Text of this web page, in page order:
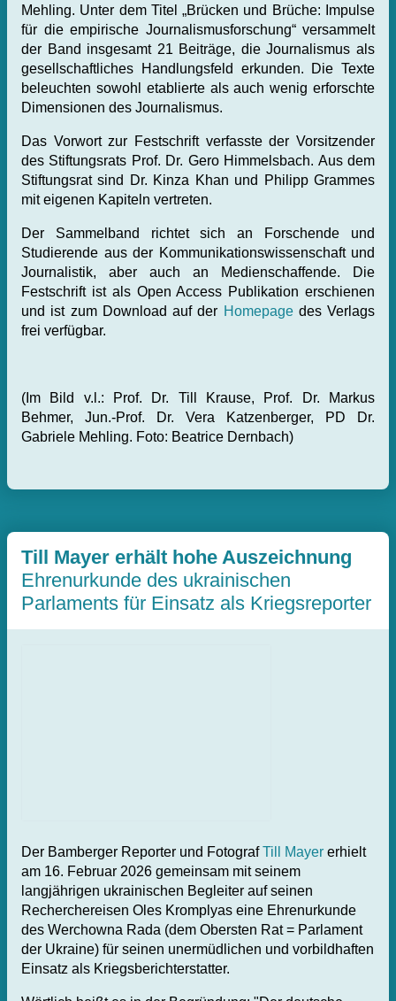
Mehling. Unter dem Titel „Brücken und Brüche: Impulse
für die empirische Journalismusforschung“ versammelt
der Band insgesamt 21 Beiträge, die Journalismus als
gesellschaftliches Handlungsfeld erkunden. Die Texte
beleuchten sowohl etablierte als auch wenig erforschte
Dimensionen des Journalismus.
Das Vorwort zur Festschrift verfasste der Vorsitzender
des Stiftungsrats Prof. Dr. Gero Himmelsbach. Aus dem
Stiftungsrat sind Dr. Kinza Khan und Philipp Grammes
mit eigenen Kapiteln vertreten.
Der Sammelband richtet sich an Forschende und
Studierende aus der Kommunikationswissenschaft und
Journalistik, aber auch an Medienschaffende. Die
Festschrift ist als Open Access Publikation erschienen
und ist zum Download auf der Homepagedes Verlags
frei verfügbar.
(Im Bild v.l.: Prof. Dr. Till Krause, Prof. Dr. Markus
Behmer, Jun.-Prof. Dr. Vera Katzenberger, PD Dr.
Gabriele Mehling. Foto: Beatrice Dernbach)
Till Mayer erhält hohe Auszeichnung
Ehrenurkunde des ukrainischen
Parlaments für Einsatz als Kriegsreporter
Der Bamberger Reporter und FotografTill Mayer erhielt
am 16. Februar 2026 gemeinsam mit seinem
langjährigen ukrainischen Begleiter auf seinen
Recherchereisen Oles Kromplyas eine Ehrenurkunde
des Werchowna Rada (dem Obersten Rat = Parlament
der Ukraine) für seinen unermüdlichen und vorbildhaften
Einsatz als Kriegsberichterstatter.